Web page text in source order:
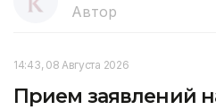
Автор
14:43, 08 Августа 2026
Прием заявлений